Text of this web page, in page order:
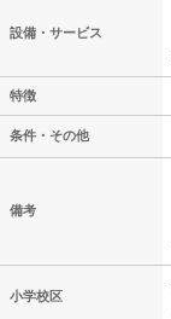
設備・サービス
特徴
条件・その他
備考
小学校区